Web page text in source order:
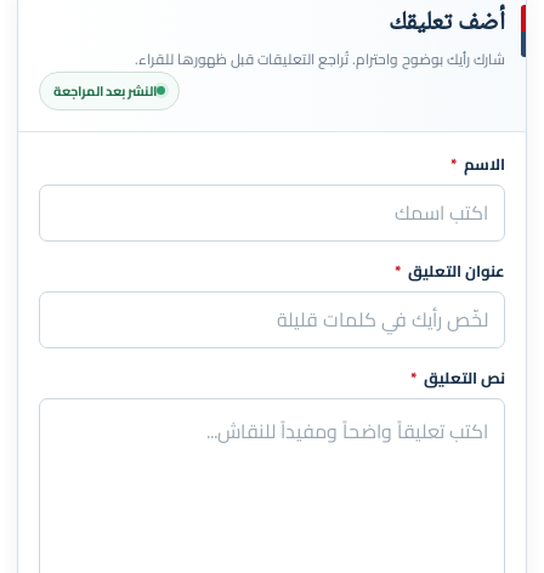
أضف تعليقك
شارك رأيك بوضوح واحترام. تُراجع التعليقات قبل ظهورها للقراء.
النشر بعد المراجعة
اترك هذا الحقل فارغاً
الاسم *
عنوان التعليق *
نص التعليق *